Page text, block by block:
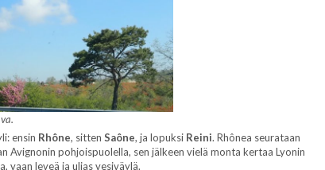
ensin Rhône, sitten Saône, ja lopuksi Reini. Rhônea seurataan
Avignonin pohjoispuolella, sen jälkeen vielä monta kertaa Lyonin
vaan leveä ja uljas vesiväylä.